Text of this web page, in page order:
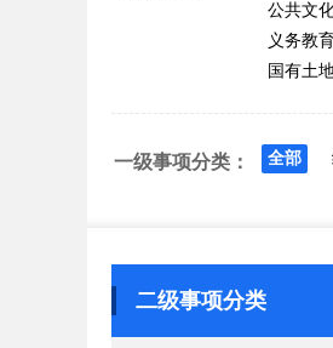
公共文
义务教
国有土
一级事项分类： 全部
二级事项分类